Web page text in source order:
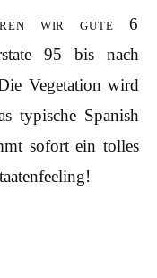
wir gute 6
95 bis nach
Vegetation wird
typische Spanish
sofort ein tolles